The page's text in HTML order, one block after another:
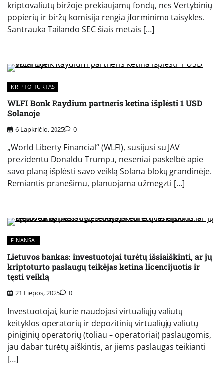
kriptovaliutų biržoje prekiaujamų fondų, nes Vertybinių
popierių ir biržų komisija rengia įforminimo taisykles.
Santrauka Tailando SEC šiais metais […]
KRIPTO TURTAS
WLFI Bonk Raydium partneris ketina išplėsti 1 USD
Solanoje
6 Lapkričio, 2025 0
„World Liberty Financial“ (WLFI), susijusi su JAV
prezidentu Donaldu Trumpu, neseniai paskelbė apie
savo planą išplėsti savo veiklą Solana blokų grandinėje.
Remiantis pranešimu, planuojama užmegzti […]
FINANSAI
Lietuvos bankas: investuotojai turėtų išsiaiškinti, ar jų
kriptoturto paslaugų teikėjas ketina licencijuotis ir
tęsti veiklą
21 Liepos, 2025 0
Investuotojai, kurie naudojasi virtualiųjų valiutų
keityklos operatorių ir depozitinių virtualiųjų valiutų
piniginių operatorių (toliau – operatoriai) paslaugomis,
jau dabar turėtų aiškintis, ar jiems paslaugas teikianti
[…]